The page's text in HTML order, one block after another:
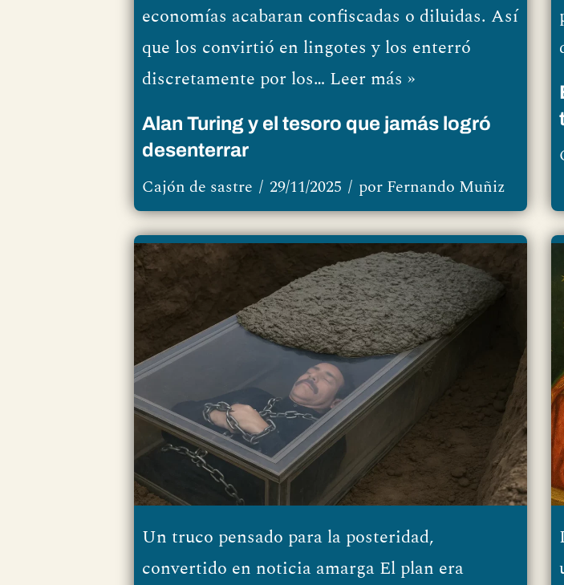
economías acabaran confiscadas o diluidas. Así
que los convirtió en lingotes y los enterró
discretamente por los… Leer más »
Alan Turing y el tesoro que jamás logró
desenterrar
Cajón de sastre 29/11/2025 por Fernando Muñiz
Un truco pensado para la posteridad,
convertido en noticia amarga El plan era